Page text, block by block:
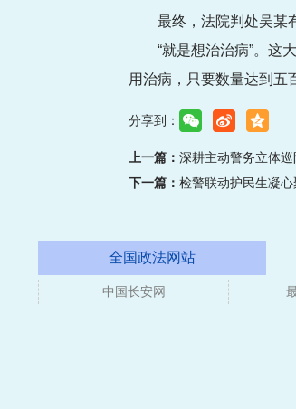
最终，法院判处吴某
“就是想治治病”。这
用治病，只要数量达到五
分享到：
上一篇： 深耕主动警务立体
下一篇： 检警联动护民生凝心
全国政法网站
中国长安网